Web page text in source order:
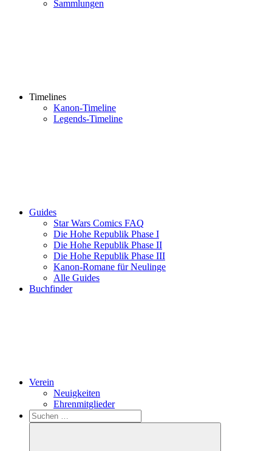
Sammlungen
Timelines
Kanon-Timeline
Legends-Timeline
Guides
Star Wars Comics FAQ
Die Hohe Republik Phase I
Die Hohe Republik Phase II
Die Hohe Republik Phase III
Kanon-Romane für Neulinge
Alle Guides
Buchfinder
Verein
Neuigkeiten
Ehrenmitglieder
Search
Suchen
nach: